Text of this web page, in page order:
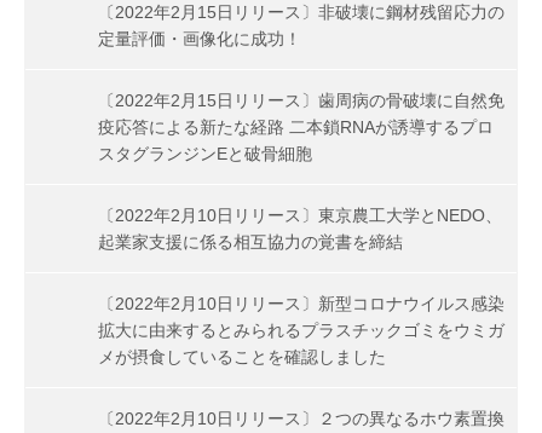
〔2022年2月15日リリース〕非破壊に鋼材残留応力の
定量評価・画像化に成功！
〔2022年2月15日リリース〕歯周病の骨破壊に自然免
疫応答による新たな経路 二本鎖RNAが誘導するプロ
スタグランジンEと破骨細胞
〔2022年2月10日リリース〕東京農工大学とNEDO、
起業家支援に係る相互協力の覚書を締結
〔2022年2月10日リリース〕新型コロナウイルス感染
拡大に由来するとみられるプラスチックゴミをウミガ
メが摂食していることを確認しました
〔2022年2月10日リリース〕２つの異なるホウ素置換